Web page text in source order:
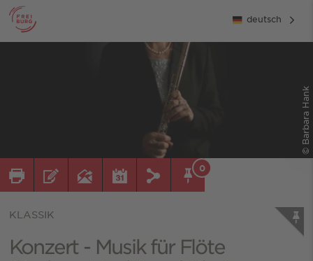
deutsch
© Barbara Hank
0
KLASSIK
Konzert - Musik für Flöte